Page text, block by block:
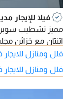
فيلا للإيجار
خدمات مطبخ كبير
ستور غرفة حارس مطلوب 180
فلل ومنازل
فلل ومنازل